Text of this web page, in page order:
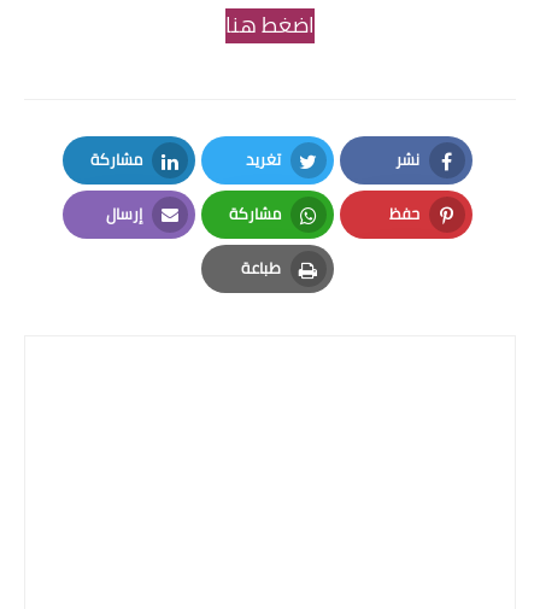
اضغط هنا
نشر
Facebook
تغريد
Twitter
مشاركة
LinkedIn
حفظ
Pinterest
مشاركة
Whatsapp
إرسال
Email
طباعة
Print